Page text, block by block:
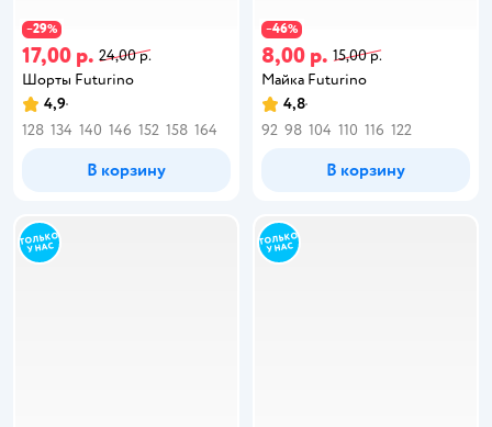
−29%
17,00 р. 24,00 р.
Шорты Futurino
4,9
128 134 140 146 152 158 164
В корзину
−46%
8,00 р. 15,00 р.
Майка Futurino
4,8
92 98 104 110 116 122
В корзину